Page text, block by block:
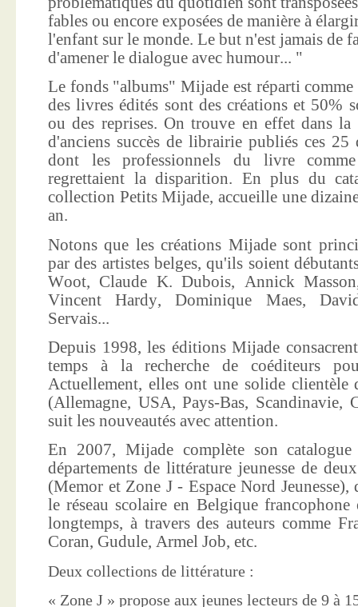
fables ou encore exposées de manière à
l'enfant sur le monde. Le but n'est jamais de
d'amener le dialogue avec humour... "
Le fonds "albums" Mijade est réparti
des livres édités sont des créations et 50%
ou des reprises. On trouve en effet dans
d'anciens succès de librairie publiés ces 25
dont les professionnels du livre
regrettaient la disparition. En plus du
collection Petits Mijade, accueille une
an.
Notons que les créations Mijade sont
par des artistes belges, qu'ils soient
Woot, Claude K. Dubois, Annick
Vincent Hardy, Dominique Maes,
Servais...
Depuis 1998, les éditions Mijade
temps à la recherche de coéditeurs
Actuellement, elles ont une solide clientèle
(Allemagne, USA, Pays-Bas, Scandinavie,
suit les nouveautés avec attention.
En 2007, Mijade complète son
départements de littérature jeunesse de
(Memor et Zone J - Espace Nord
le réseau scolaire en Belgique francophone
longtemps, à travers des auteurs comme
Coran, Gudule, Armel Job, etc.
Deux collections de littérature :
« Zone J » propose aux jeunes lecteurs de 9 à